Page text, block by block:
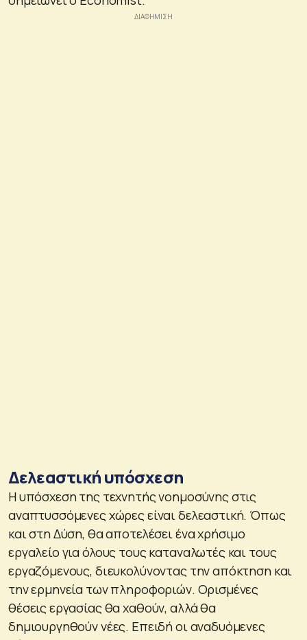
Δελεαστική υπόσχεση
Η υπόσχεση της τεχνητής νοημοσύνης στις
αναπτυσσόμενες χώρες είναι δελεαστική. Όπως
και στη Δύση, θα αποτελέσει ένα χρήσιμο
εργαλείο για όλους τους καταναλωτές και τους
εργαζόμενους, διευκολύνοντας την απόκτηση και
την ερμηνεία των πληροφοριών. Ορισμένες
θέσεις εργασίας θα χαθούν, αλλά θα
δημιουργηθούν νέες. Επειδή οι αναδυόμενες